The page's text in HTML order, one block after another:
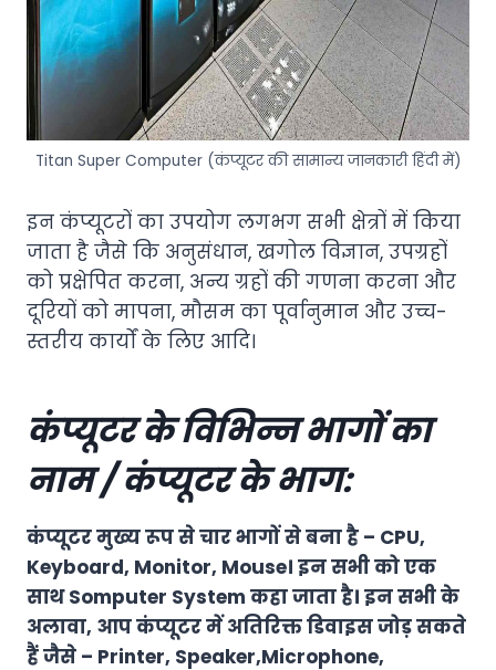
Titan Super Computer (कंप्यूटर की सामान्य जानकारी हिंदी में)
इन कंप्यूटरों का उपयोग लगभग सभी क्षेत्रों में किया
जाता है जैसे कि अनुसंधान, खगोल विज्ञान, उपग्रहों
को प्रक्षेपित करना, अन्य ग्रहों की गणना करना और
दूरियों को मापना, मौसम का पूर्वानुमान और उच्च-
स्तरीय कार्यों के लिए आदि।
कंप्यूटर के विभिन्न भागों का
नाम / कंप्यूटर के भाग:
कंप्यूटर मुख्य रूप से चार भागों से बना है – CPU,
Keyboard, Monitor, Mouse। इन सभी को एक
साथ Somputer System कहा जाता है। इन सभी के
अलावा, आप कंप्यूटर में अतिरिक्त डिवाइस जोड़ सकते
हैं जैसे – Printer, Speaker,Microphone,